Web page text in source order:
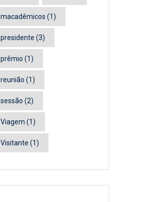
macadêmicos (1)
presidente (3)
prêmio (1)
reunião (1)
sessão (2)
Viagem (1)
Visitante (1)